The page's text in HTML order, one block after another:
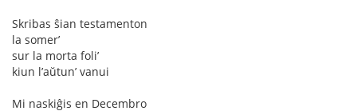
Skribas ŝian testamenton
la somer’
sur la morta foli’
kiun l’aŭtun’ vanui
Mi naskiĝis en Decembro